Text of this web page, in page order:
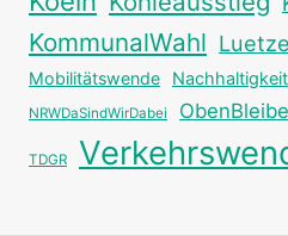
KommunalWahl
Mobilitätswende Nachhaltigkeit
NRWDaSindWirDabei
TDGR